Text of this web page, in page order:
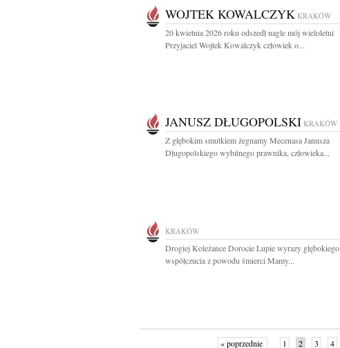
WOJTEK KOWALCZYK KRAKÓW
20 kwietnia 2026 roku odszedł nagle mój wieloletni
Przyjaciel Wojtek Kowalczyk człowiek o...
JANUSZ DŁUGOPOLSKI KRAKÓW
Z głębokim smutkiem żegnamy Mecenasa Janusza
Długopolskiego wybitnego prawnika, człowieka...
KRAKÓW
Drogiej Koleżance Dorocie Lupie wyrazy głębokiego
współczucia z powodu śmierci Mamy...
« poprzednie 1 2 3 4